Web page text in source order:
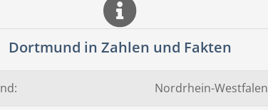
Dortmund in Zahlen und Fakten
Nordrhein-Westfalen